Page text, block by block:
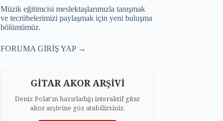
Müzik eğitimcisi meslektaşlarımızla tanışmak
ve tecrübelerimizi paylaşmak için yeni buluşma
bölümümüz.
FORUMA GİRİŞ YAP →
GİTAR AKOR ARŞİVİ
Deniz Polat'ın hazırladığı interaktif gitar
akor arşivine göz atabilirsiniz.